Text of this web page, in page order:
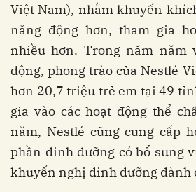
Việt Nam), nhằm khuyến
năng động hơn, tham gia
nhiều hơn. Trong năm năm
động, phong trào của Nestlé
hơn 20,7 triệu trẻ em tại 49
gia vào các hoạt động thể
năm, Nestlé cũng cung cấp
phần dinh dưỡng có bổ sung
khuyến nghị dinh dưỡng dành